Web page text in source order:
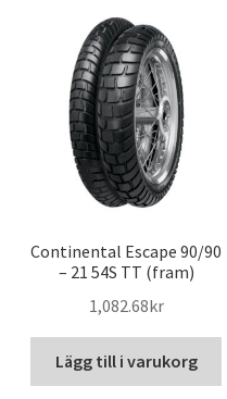
Continental Escape 90/90
– 21 54S TT (fram)
1,082.68kr
Lägg till i varukorg